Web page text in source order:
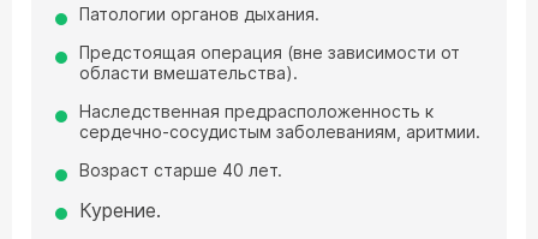
Патологии органов дыхания.
Предстоящая операция (вне зависимости от
области вмешательства).
Наследственная предрасположенность к
сердечно-сосудистым заболеваниям, аритмии.
Возраст старше 40 лет.
Курение.